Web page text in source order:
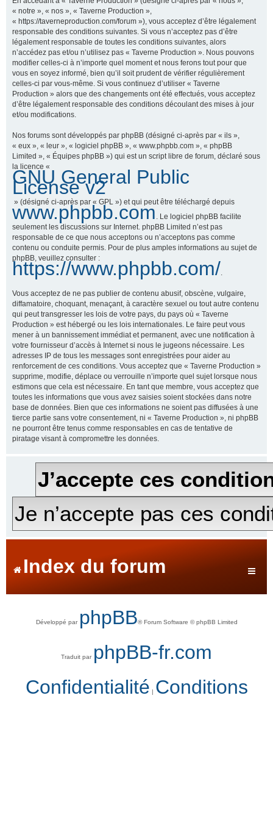
« notre », « nos », « Taverne Production »,
« https://taverneproduction.com/forum »), vous acceptez d’être légalement
responsable des conditions suivantes. Si vous n’acceptez pas d’être
légalement responsable de toutes les conditions suivantes, alors
n’accédez pas et/ou n’utilisez pas « Taverne Production ». Nous pouvons
modifier celles-ci à n’importe quel moment et nous ferons tout pour que
vous en soyez informé, bien qu’il soit prudent de vérifier régulièrement
celles-ci par vous-même. Si vous continuez d’utiliser « Taverne
Production » alors que des changements ont été effectués, vous acceptez
d’être légalement responsable des conditions découlant des mises à jour
et/ou modifications.
Nos forums sont développés par phpBB (désigné ci-après par « ils »,
« eux », « leur », « logiciel phpBB », « www.phpbb.com », « phpBB
Limited », « Équipes phpBB ») qui est un script libre de forum, déclaré sous
la licence «
GNU General Public
License v2
» (désigné ci-après par « GPL ») et qui peut être téléchargé depuis
www.phpbb.com . Le logiciel phpBB facilite
seulement les discussions sur Internet. phpBB Limited n’est pas
responsable de ce que nous acceptons ou n’acceptons pas comme
contenu ou conduite permis. Pour de plus amples informations au sujet de
phpBB, veuillez consulter :
https://www.phpbb.com/.
Vous acceptez de ne pas publier de contenu abusif, obscène, vulgaire,
diffamatoire, choquant, menaçant, à caractère sexuel ou tout autre contenu
qui peut transgresser les lois de votre pays, du pays où « Taverne
Production » est hébergé ou les lois internationales. Le faire peut vous
mener à un bannissement immédiat et permanent, avec une notification à
votre fournisseur d’accès à Internet si nous le jugeons nécessaire. Les
adresses IP de tous les messages sont enregistrées pour aider au
renforcement de ces conditions. Vous acceptez que « Taverne Production »
supprime, modifie, déplace ou verrouille n’importe quel sujet lorsque nous
estimons que cela est nécessaire. En tant que membre, vous acceptez que
toutes les informations que vous avez saisies soient stockées dans notre
base de données. Bien que ces informations ne soient pas diffusées à une
tierce partie sans votre consentement, ni « Taverne Production », ni phpBB
ne pourront être tenus comme responsables en cas de tentative de
piratage visant à compromettre les données.
Index du forum
Développé par phpBB® Forum Software © phpBB Limited
Traduit par phpBB-fr.com
Confidentialité | Conditions